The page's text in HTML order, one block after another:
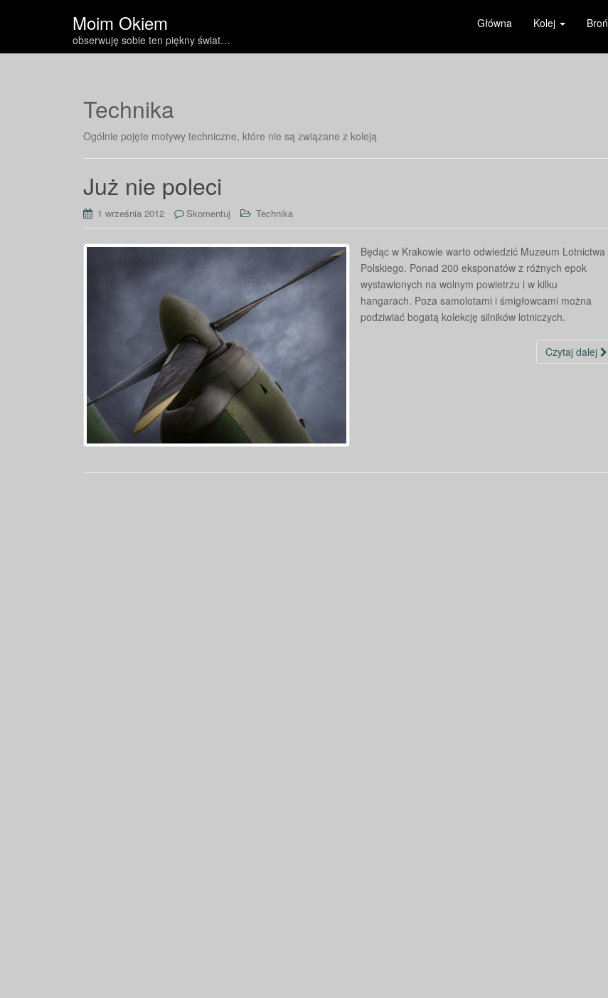
Moim Okiem
obserwuję sobie ten piękny świat…
Główna Kolej Broń
Technika
Ogólnie pojęte motywy techniczne, które nie są związane z koleją
Już nie poleci
1 września 2012 Skomentuj Technika
Będąc w Krakowie warto odwiedzić Muzeum Lotnictwa
Polskiego. Ponad 200 eksponatów z różnych epok
wystawionych na wolnym powietrzu i w kilku
hangarach. Poza samolotami i śmigłowcami można
podziwiać bogatą kolekcję silników lotniczych.
Czytaj dalej